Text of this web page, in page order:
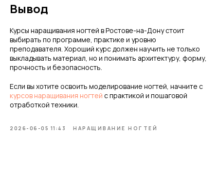
Вывод
Курсы наращивания ногтей в Ростове-на-Дону стоит
выбирать по программе, практике и уровню
преподавателя. Хороший курс должен научить не только
выкладывать материал, но и понимать архитектуру, форму,
прочность и безопасность.
Если вы хотите освоить моделирование ногтей, начните с
курсов наращивания ногтей с практикой и пошаговой
отработкой техники.
2026-06-05 11:43 НАРАЩИВАНИЕ НОГТЕЙ